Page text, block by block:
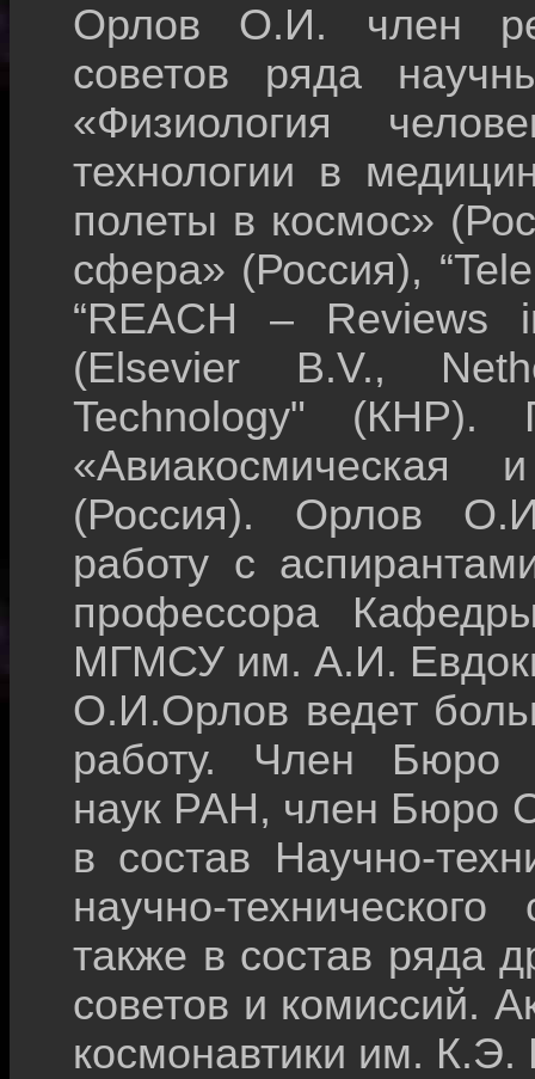
Орлов О.И. член
советов ряда
«Физиология
технологии в
полеты в космос»
сфера» (Россия),
“REACH – Reviews
(Elsevier B.V.,
Technology" (КНР).
«Авиакосмическая
(Россия). Орлов
работу с
профессора
МГМСУ им. А.И.
О.И.Орлов ведет
работу. Член Бюро
наук РАН, член Бюро
в состав Научно-
научно-
также в состав ряда
советов и комиссий.
космонавтики им. К.Э.